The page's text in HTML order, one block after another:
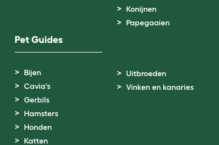
Konijnen
Papegaaien
Pet Guides
Bijen
Cavia's
Gerbils
Hamsters
Honden
Katten
Uitbroeden
Vinken en kanaries